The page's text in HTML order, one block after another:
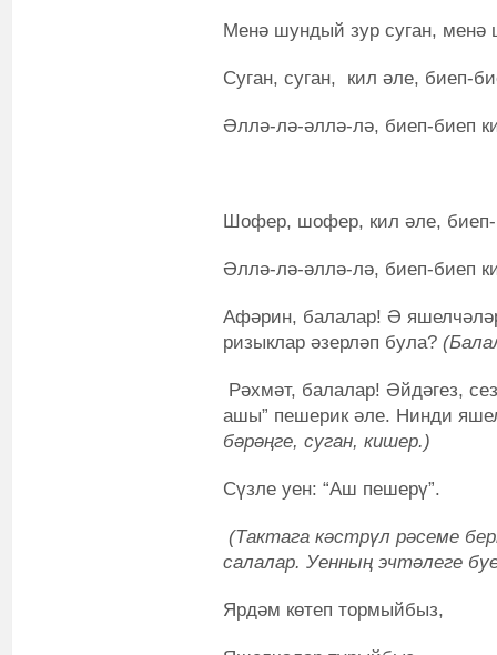
Менә шундый зур суган, менә
Суган, суган, кил әле, биеп-
Әллә-лә-әллә-лә, биеп-биеп
Шофер, шофер, кил әле, биеп-
Әллә-лә-әллә-лә, биеп-биеп
Афәрин, балалар! Ә
ризыклар әзерләп була?
Рәхмәт, балалар! Әйдәгез,
ашы” пешерик әле. Нинди
бәрәңге, суган, кишер.)
Сүзле уен: “Аш пешерү”.
(Тактага кәстрүл рәсеме
салалар. Уенның эчтәлеге
Ярдәм көтеп тормыйбыз,